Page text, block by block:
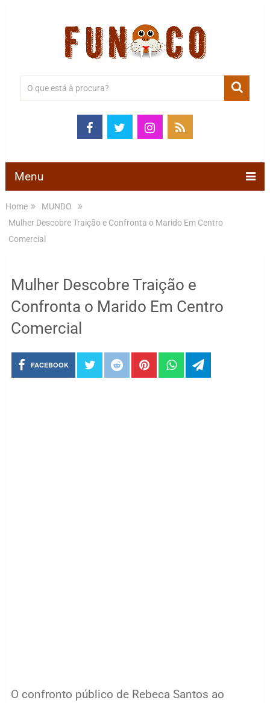
Menu
Home
MUNDO
Mulher Descobre Traição e Confronta o Marido Em Centro
Comercial
Mulher Descobre Traição e
Confronta o Marido Em Centro
Comercial
FACEBOOK
O confronto público de Rebeca Santos ao